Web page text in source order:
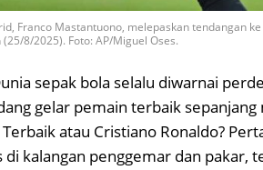
Franco Mastantuono, melepaskan tendangan
8/2025). Foto: AP/Miguel Oses.
sepak bola selalu diwarnai
gelar pemain terbaik sepanjang
atau Cristiano Ronaldo?
di kalangan penggemar dan pakar,